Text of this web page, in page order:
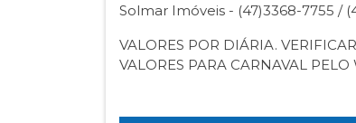
Solmar Imóveis - (47)3368-7755 /
VALORES POR DIÁRIA.
VALORES PARA CARNAVAL PELO